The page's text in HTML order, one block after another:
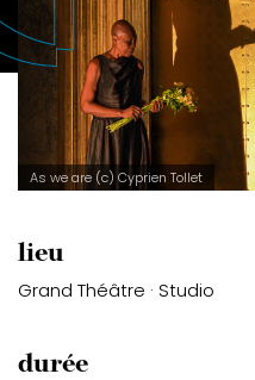
As we are (c) Cyprien Tollet
lieu
Grand Théâtre · Studio
durée